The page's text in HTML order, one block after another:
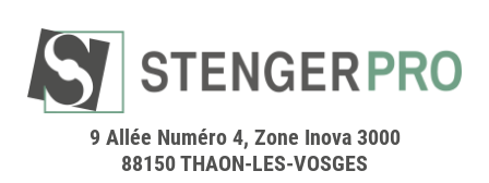
9 Allée Numéro 4, Zone Inova 3000
88150 THAON-LES-VOSGES